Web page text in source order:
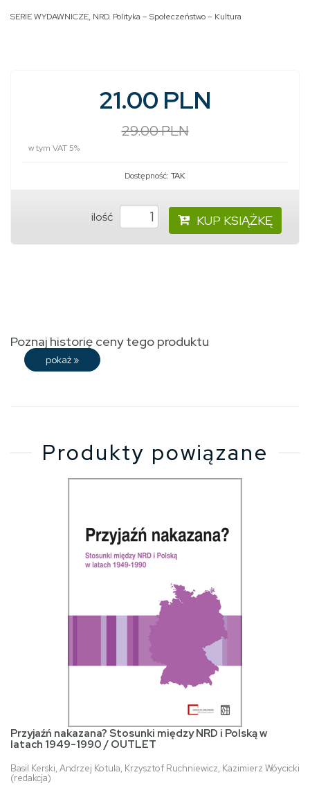
SERIE WYDAWNICZE, NRD. Polityka – Społeczeństwo – Kultura
21.00 PLN
29.00 PLN
w tym VAT 5%
Dostępność: TAK
ilość KUP KSIĄŻKĘ
Poznaj historię ceny tego produktu
pokaż »
Produkty powiązane
Przyjaźń nakazana? Stosunki między NRD i Polską w
latach 1949-1990 / OUTLET
Basil Kerski, Andrzej Kotula, Krzysztof Ruchniewicz, Kazimierz Wóycicki
(redakcja)